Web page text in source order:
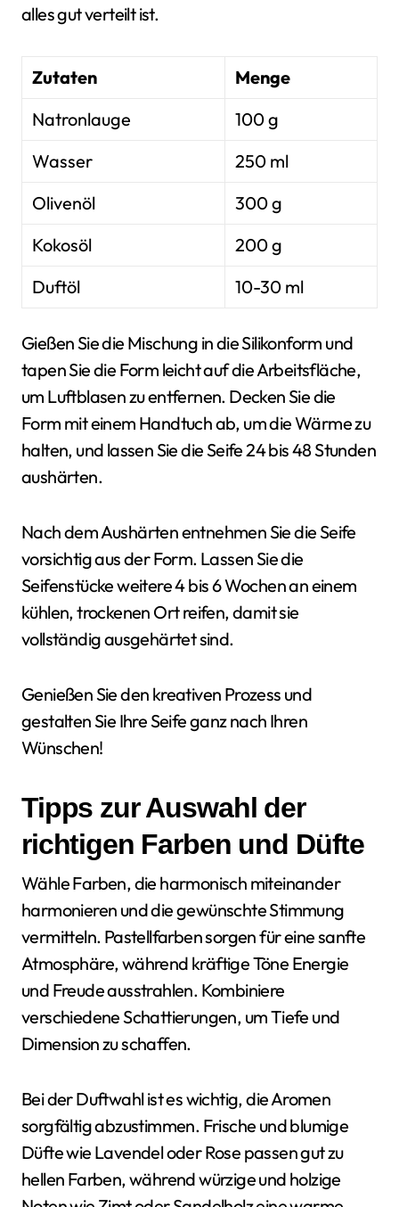
alles gut verteilt ist.
Zutaten
Menge
Natronlauge
100 g
Wasser
250 ml
Olivenöl
300 g
Kokosöl
200 g
Duftöl
10-30 ml
Gießen Sie die Mischung in die Silikonform und
tapen Sie die Form leicht auf die Arbeitsfläche,
um Luftblasen zu entfernen. Decken Sie die
Form mit einem Handtuch ab, um die Wärme zu
halten, und lassen Sie die Seife 24 bis 48 Stunden
aushärten.
Nach dem Aushärten entnehmen Sie die Seife
vorsichtig aus der Form. Lassen Sie die
Seifenstücke weitere 4 bis 6 Wochen an einem
kühlen, trockenen Ort reifen, damit sie
vollständig ausgehärtet sind.
Genießen Sie den kreativen Prozess und
gestalten Sie Ihre Seife ganz nach Ihren
Wünschen!
Tipps zur Auswahl der
richtigen Farben und Düfte
Wähle Farben, die harmonisch miteinander
harmonieren und die gewünschte Stimmung
vermitteln. Pastellfarben sorgen für eine sanfte
Atmosphäre, während kräftige Töne Energie
und Freude ausstrahlen. Kombiniere
verschiedene Schattierungen, um Tiefe und
Dimension zu schaffen.
Bei der Duftwahl ist es wichtig, die Aromen
sorgfältig abzustimmen. Frische und blumige
Düfte wie Lavendel oder Rose passen gut zu
hellen Farben, während würzige und holzige